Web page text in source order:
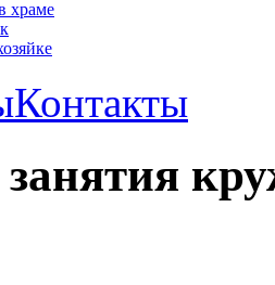
храме
Контакты